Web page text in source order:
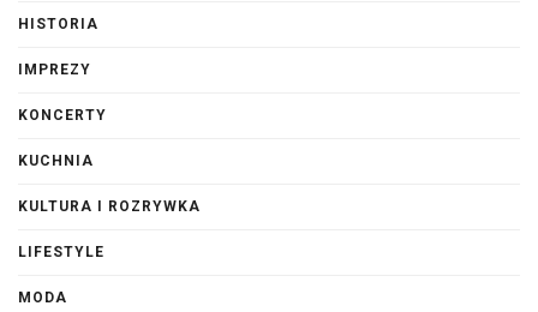
HISTORIA
IMPREZY
KONCERTY
KUCHNIA
KULTURA I ROZRYWKA
LIFESTYLE
MODA